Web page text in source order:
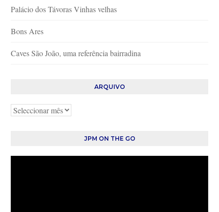
Palácio dos Távoras Vinhas velhas
Bons Ares
Caves São João, uma referência bairradina
ARQUIVO
Arquivo
JPM ON THE GO